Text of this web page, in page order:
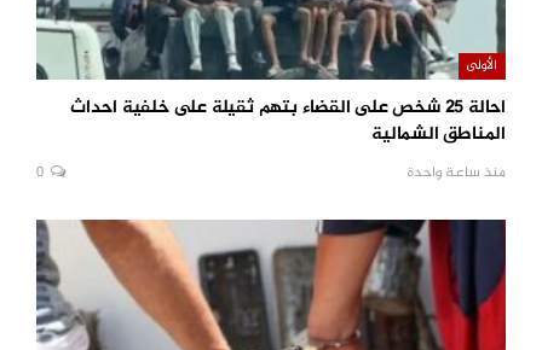
الأولى
احالة 25 شخص على القضاء بتهم ثقيلة على خلفية احداث
المناطق الشمالية
منذ ساعة واحدة